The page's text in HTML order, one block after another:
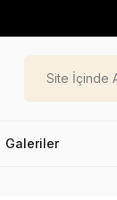
Galeriler